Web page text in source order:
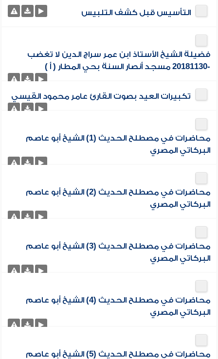
التأسيس قبل كشف التلبيس
فضيلة الشيخ الأستاذ ابن عمر سراج الدين لا تغضب
-20181130 مسجد أنصار السنة بحي المطار ( أ )
تكبيرات العيد بصوت القارئ عامر محمود القيسي
محاضرات في مصطلح الحديث (1) الشيخ أبو عاصم
البركاتي المصري
محاضرات في مصطلح الحديث (2) الشيخ أبو عاصم
البركاتي المصري
محاضرات في مصطلح الحديث (3) الشيخ أبو عاصم
البركاتي المصري
محاضرات في مصطلح الحديث (4) الشيخ أبو عاصم
البركاتي المصري
محاضرات في مصطلح الحديث (5) الشيخ أبو عاصم